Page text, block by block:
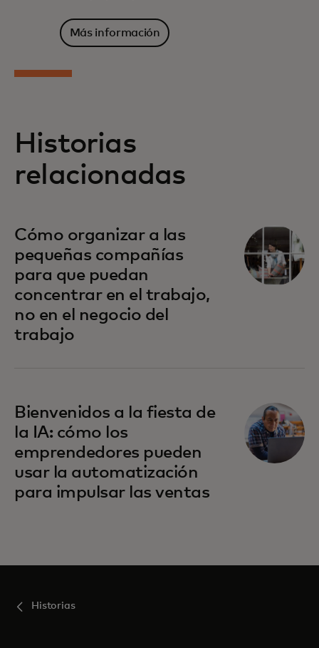
Más información
Historias
relacionadas
Cómo organizar a las
pequeñas compañías
para que puedan
concentrar en el trabajo,
no en el negocio del
trabajo
Bienvenidos a la fiesta de
la IA: cómo los
emprendedores pueden
usar la automatización
para impulsar las ventas
Historias